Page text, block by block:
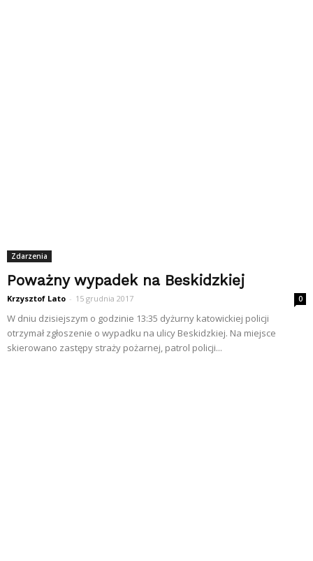
Zdarzenia
Poważny wypadek na Beskidzkiej
Krzysztof Lato - 15 grudnia 2017 0
W dniu dzisiejszym o godzinie 13:35 dyżurny katowickiej policji
otrzymał zgłoszenie o wypadku na ulicy Beskidzkiej. Na miejsce
skierowano zastępy straży pożarnej, patrol policji...